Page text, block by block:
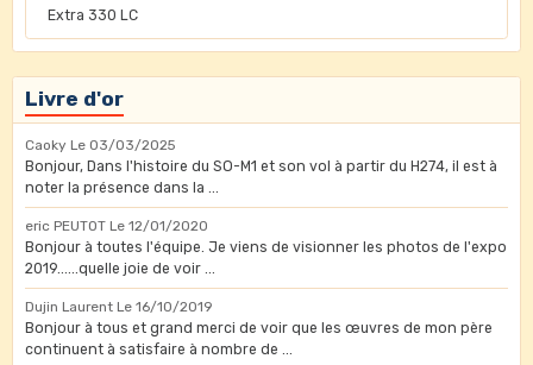
Extra 330 LC
Livre d'or
Caoky Le 03/03/2025
Bonjour, Dans l'histoire du SO-M1 et son vol à partir du H274, il est à
noter la présence dans la ...
eric PEUTOT Le 12/01/2020
Bonjour à toutes l'équipe. Je viens de visionner les photos de l'expo
2019......quelle joie de voir ...
Dujin Laurent Le 16/10/2019
Bonjour à tous et grand merci de voir que les œuvres de mon père
continuent à satisfaire à nombre de ...